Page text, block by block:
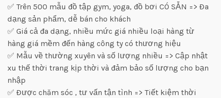
✅ Trên 500 mẫu đồ tập gym, yoga, đồ bơi CÓ SẴN => Đa
dạng sản phẩm, dễ bán cho khách
✅ Giá cả đa dạng, nhiều mức giá nhiều loại hàng từ
hàng giá mềm đến hàng công ty có thương hiệu
✅ Mẫu về thường xuyên và số lượng nhiều => Cập nhật
xu thế thời trang kịp thời và đảm bảo số lượng cho bạn
nhập
✅ Được chăm sóc , tư vấn tận tình => Tiết kiệm thời